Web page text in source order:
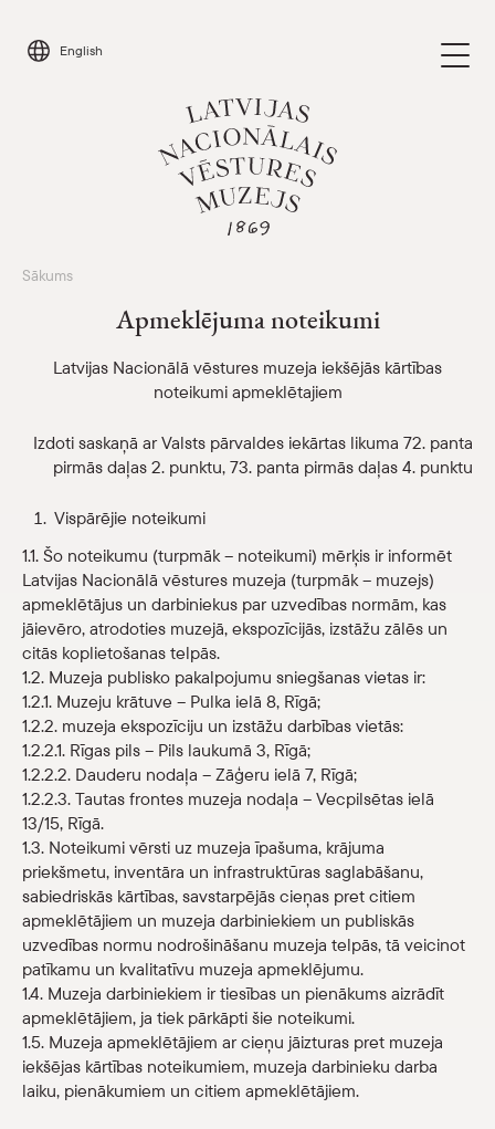
content
English
Apmeklēt
Skolām Parādīt
Veikals
eMuzejs
Lasi viegli
Sākums
Apmeklējuma noteikumi
Latvijas Nacionālā vēstures muzeja iekšējās kārtības
noteikumi apmeklētajiem
Izdoti saskaņā ar Valsts pārvaldes iekārtas likuma 72. panta
pirmās daļas 2. punktu, 73. panta pirmās daļas 4. punktu
Vispārējie noteikumi
1.1. Šo noteikumu (turpmāk – noteikumi) mērķis ir informēt
Latvijas Nacionālā vēstures muzeja (turpmāk – muzejs)
apmeklētājus un darbiniekus par uzvedības normām, kas
jāievēro, atrodoties muzejā, ekspozīcijās, izstāžu zālēs un
citās koplietošanas telpās.
1.2. Muzeja publisko pakalpojumu sniegšanas vietas ir:
1.2.1. Muzeju krātuve – Pulka ielā 8, Rīgā;
1.2.2. muzeja ekspozīciju un izstāžu darbības vietās:
1.2.2.1. Rīgas pils – Pils laukumā 3, Rīgā;
1.2.2.2. Dauderu nodaļa – Zāģeru ielā 7, Rīgā;
1.2.2.3. Tautas frontes muzeja nodaļa – Vecpilsētas ielā
13/15, Rīgā.
1.3. Noteikumi vērsti uz muzeja īpašuma, krājuma
priekšmetu, inventāra un infrastruktūras saglabāšanu,
sabiedriskās kārtības, savstarpējās cieņas pret citiem
apmeklētājiem un muzeja darbiniekiem un publiskās
uzvedības normu nodrošināšanu muzeja telpās, tā veicinot
patīkamu un kvalitatīvu muzeja apmeklējumu.
1.4. Muzeja darbiniekiem ir tiesības un pienākums aizrādīt
apmeklētājiem, ja tiek pārkāpti šie noteikumi.
1.5. Muzeja apmeklētājiem ar cieņu jāizturas pret muzeja
iekšējas kārtības noteikumiem, muzeja darbinieku darba
laiku, pienākumiem un citiem apmeklētājiem.